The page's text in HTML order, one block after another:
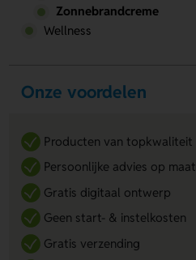
Zonnebrandcreme
Wellness
Onze voordelen
Producten van topkwaliteit
Persoonlijke advies op maat
Gratis digitaal ontwerp
Geen start- & instelkosten
Gratis verzending